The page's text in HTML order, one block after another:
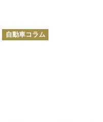
カ
テ
自動車コラム